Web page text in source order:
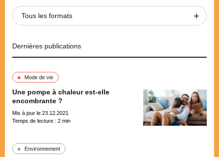
Tous les formats
Dernières publications
Mode de vie
Une pompe à chaleur est-elle
encombrante ?
Mis à jour le 23.12.2021
Temps de lecture : 2 min
Environnement